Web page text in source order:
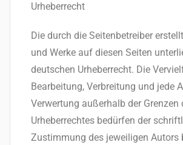
Urheberrecht
Die durch die Seitenbetreiber
und Werke auf diesen Seiten
deutschen Urheberrecht. Die
Bearbeitung, Verbreitung und jede
Verwertung außerhalb der Grenzen
Urheberrechtes bedürfen der
Zustimmung des jeweiligen Autors